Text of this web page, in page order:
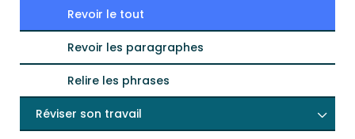
Revoir le tout
Revoir les paragraphes
Relire les phrases
Réviser son travail